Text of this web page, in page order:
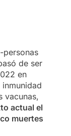
personas
de ser
en
vacunas,
actual el
muertes